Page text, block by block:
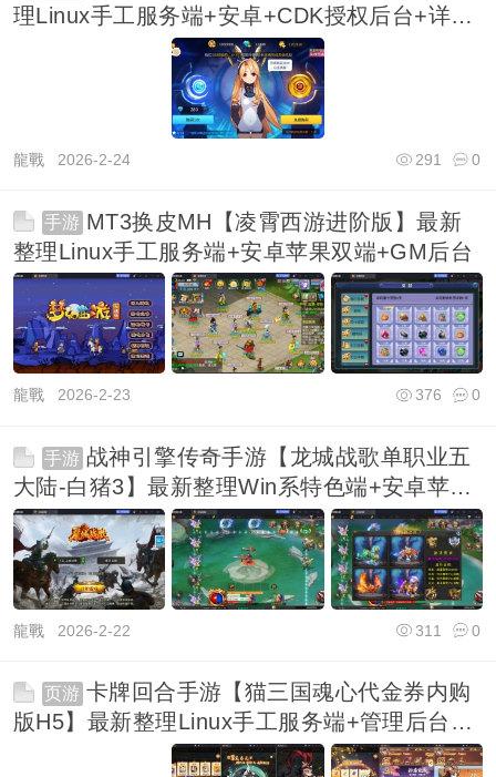
理Linux手工服务端+安卓+CDK授权后台+详细
龍戰2026-2-24 0
291
手游 MT3换皮MH【凌霄西游进阶版】最新
整理Linux手工服务端+安卓苹果双端+GM后台
龍戰2026-2-23 0
376
手游 战神引擎传奇手游【龙城战歌单职业五
大陆-白猪3】最新整理Win系特色端+安卓苹果
双端+G
龍戰2026-2-22 0
311
页游 卡牌回合手游【猫三国魂心代金券内购
版H5】最新整理Linux手工服务端+管理后台